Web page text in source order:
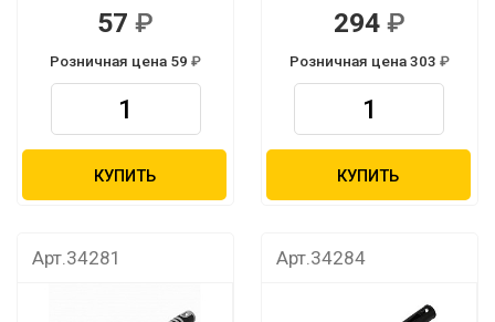
57
Розничная цена 59
КУПИТЬ
294
Розничная цена 303
КУПИТЬ
Арт.34281 Арт.34284